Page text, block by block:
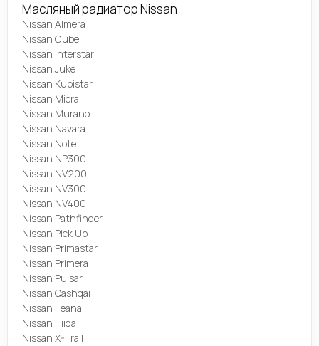
Масляный радиатор Nissan
Nissan Almera
Nissan Cube
Nissan Interstar
Nissan Juke
Nissan Kubistar
Nissan Micra
Nissan Murano
Nissan Navara
Nissan Note
Nissan NP300
Nissan NV200
Nissan NV300
Nissan NV400
Nissan Pathfinder
Nissan Pick Up
Nissan Primastar
Nissan Primera
Nissan Pulsar
Nissan Qashqai
Nissan Teana
Nissan Tiida
Nissan X-Trail